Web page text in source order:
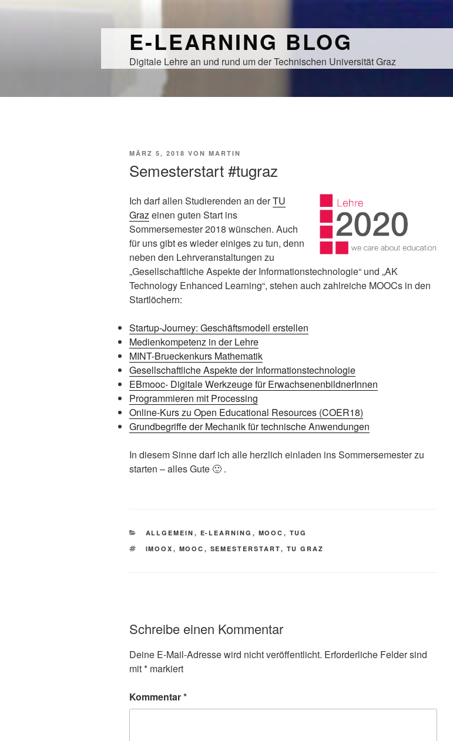
E-LEARNING BLOG
Digitale Lehre an und rund um der Technischen Universität Graz
VERÖFFENTLICHT
MÄRZ 5, 2018 VON MARTIN
Semesterstart #tugraz
Ich darf allen Studierenden an derTU
Grazeinen guten Start ins
Sommersemester 2018 wünschen. Auch
für uns gibt es wieder einiges zu tun, denn
neben den Lehrveranstaltungen zu
„Gesellschaftliche Aspekte der Informationstechnologie“ und „AK
Technology Enhanced Learning“, stehen auch zahlreiche MOOCs in den
Startlöchern:
Startup-Journey: Geschäftsmodell erstellen
Medienkompetenz in der Lehre
MINT-Brueckenkurs Mathematik
Gesellschaftliche Aspekte der Informationstechnologie
EBmooc- Digitale Werkzeuge für ErwachsenenbildnerInnen
Programmieren mit Processing
Online-Kurs zu Open Educational Resources (COER18)
Grundbegriffe der Mechanik für technische Anwendungen
In diesem Sinne darf ich alle herzlich einladen ins Sommersemester zu
starten – alles Gute 🙂 .
KATEGORIEN
ALLGEMEIN , E-LEARNING , MOOC , TUG
SCHLAGWÖRTER
IMOOX , MOOC , SEMESTERSTART, TU GRAZ
Schreibe einen Kommentar
Deine E-Mail-Adresse wird nicht veröffentlicht. Erforderliche Felder sind
mit* markiert
Kommentar*